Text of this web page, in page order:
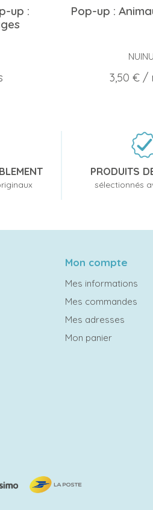
up :
Pop-up :
Prix
3,50 €/
PRODUITS
sélectionnés
Mon compte
Mes informations
Mes commandes
Mes adresses
Mon panier